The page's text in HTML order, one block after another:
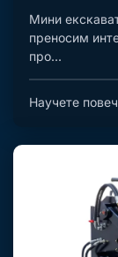
Мини
преносим
про...
Научете